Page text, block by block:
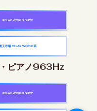
RELAX WORLD SHOP
天市場 RELAX WORLD店
ピアノ963Hz
RELAX WORLD SHOP